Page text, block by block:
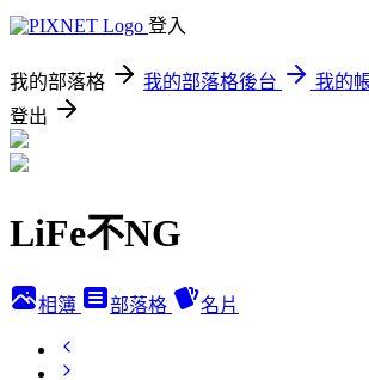
登入
我的部落格 我的部落格後台
我的
登出
LiFe不NG
相簿 部落格 名片